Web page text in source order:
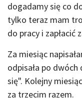
dogadamy się co
tylko teraz mam
do pracy i zapłacić
Za miesiąc
odpisała po
się". Kolejny
za trzecim razem.